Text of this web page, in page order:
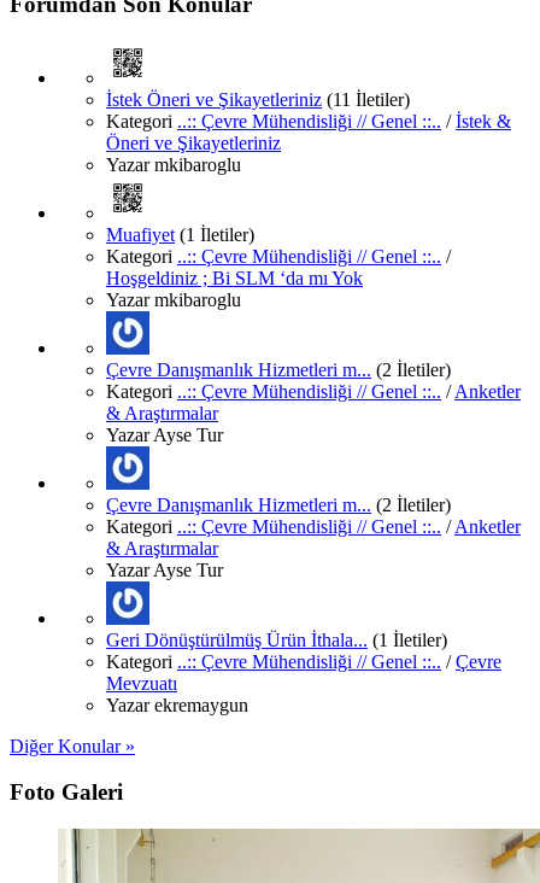
İstek Öneri ve Şikayetleriniz (11 İletiler)
Kategori ..:: Çevre Mühendisliği // Genel ::.. /İstek &
Öneri ve Şikayetleriniz
Yazarmkibaroglu
Muafiyet (1 İletiler)
Kategori ..:: Çevre Mühendisliği // Genel ::.. /
Hoşgeldiniz ; Bi SLM ‘da mı Yok
Yazarmkibaroglu
Çevre Danışmanlık Hizmetleri m... (2 İletiler)
Kategori ..:: Çevre Mühendisliği // Genel ::.. /Anketler
& Araştırmalar
YazarAyse Tur
Çevre Danışmanlık Hizmetleri m... (2 İletiler)
Kategori ..:: Çevre Mühendisliği // Genel ::.. /Anketler
& Araştırmalar
YazarAyse Tur
Geri Dönüştürülmüş Ürün İthala... (1 İletiler)
Kategori ..:: Çevre Mühendisliği // Genel ::.. /Çevre
Mevzuatı
Yazarekremaygun
Diğer Konular »
Foto Galeri